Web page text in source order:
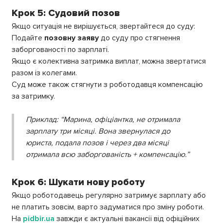
Крок 5: Судовий позов
Якщо ситуація не вирішується, звертайтеся до суду:
Подайте позовну заявудо суду про стягнення
заборгованості по зарплаті.
Якщо є колективна затримка виплат, можна звертатися
разом із колегами.
Суд може також стягнути з роботодавця компенсацію
за затримку.
Приклад:“Марина, офіціантка, не отримала
зарплату три місяці. Вона звернулася до
юриста, подала позов і через два місяці
отримала всю заборгованість + компенсацію.”
Крок 6: Шукати нову роботу
Якщо роботодавець регулярно затримує зарплату або
не платить зовсім, варто задуматися про зміну роботи.
На pidbir.ua завжди є актуальні вакансії від офіційних